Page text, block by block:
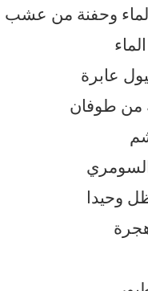
وحفنة من عشب
عابرة
من طوفان
السومري
وحيدا